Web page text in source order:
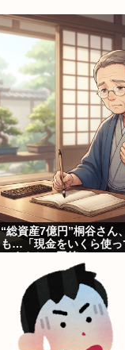
“総資産7億円”桐谷さん
も…「現金をいくら使っ